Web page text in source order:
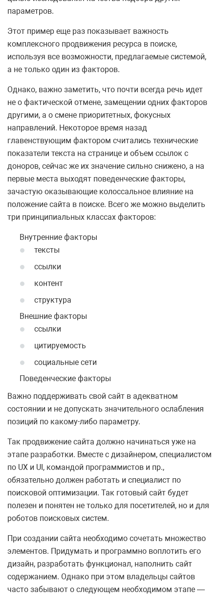
параметров.
Этот пример еще раз показывает важность
комплексного продвижения ресурса в поиске,
используя все возможности, предлагаемые системой,
а не только один из факторов.
Однако, важно заметить, что почти всегда речь идет
не о фактической отмене, замещении одних факторов
другими, а о смене приоритетных, фокусных
направлений. Некоторое время назад
главенствующим фактором считались технические
показатели текста на странице и объем ссылок с
доноров, сейчас же их значение сильно снижено, а на
первые места выходят поведенческие факторы,
зачастую оказывающие колоссальное влияние на
положение сайта в поиске. Всего же можно выделить
три принципиальных классах факторов:
Внутренние факторы
тексты
ссылки
контент
структура
Внешние факторы
ссылки
цитируемость
социальные сети
Поведенческие факторы
Важно поддерживать свой сайт в адекватном
состоянии и не допускать значительного ослабления
позиций по какому-либо параметру.
Так продвижение сайта должно начинаться уже на
этапе разработки. Вместе с дизайнером, специалистом
по UX и UI, командой программистов и пр.,
обязательно должен работать и специалист по
поисковой оптимизации. Так готовый сайт будет
полезен и понятен не только для посетителей, но и для
роботов поисковых систем.
При создании сайта необходимо сочетать множество
элементов. Придумать и программно воплотить его
дизайн, разработать функционал, наполнить сайт
содержанием. Однако при этом владельцы сайтов
часто забывают о следующем необходимом этапе —